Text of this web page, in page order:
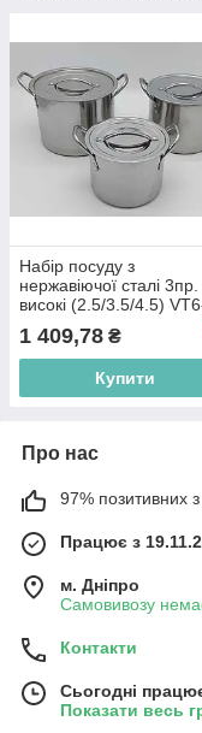
Набір посуду з
нержавіючої сталі 3пр.
високі (2.5/3.5/4.5)
1 409,78 ₴
Купити
Про нас
97% позитивних з
Працює з
м. Дніпро
Самовивозу
Контакти
Сьогодні
Показати весь